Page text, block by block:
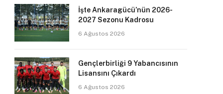
İşte Ankaragücü’nün 2026-
2027 Sezonu Kadrosu
6 Ağustos 2026
Gençlerbirliği 9 Yabancısının
Lisansını Çıkardı
6 Ağustos 2026